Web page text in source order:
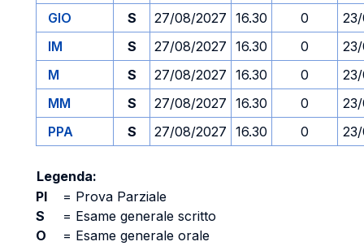
GIO S 27/08/2027 16.30 0
IM
S 27/08/2027 16.30 0
M
S 27/08/2027 16.30 0
MM
S 27/08/2027 16.30 0
PPA
S 27/08/2027 16.30 0
Legenda:
PI
= Prova Parziale
S
= Esame generale scritto
O
= Esame generale orale